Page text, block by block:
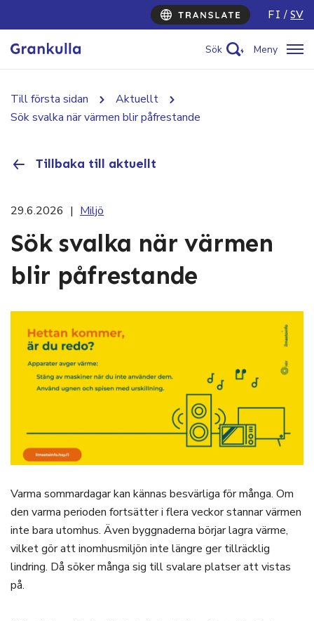
FI SV
Sök Meny
Till första sidan
Aktuellt
Sök svalka när värmen blir påfrestande
Tillbaka till aktuellt
29.6.2026 | Miljö
Sök svalka när värmen
blir påfrestande
Varma sommardagar kan kännas besvärliga för många. Om
den varma perioden fortsätter i flera veckor stannar värmen
inte bara utomhus. Även byggnaderna börjar lagra värme,
vilket gör att inomhusmiljön inte längre ger tillräcklig
lindring. Då söker många sig till svalare platser att vistas
på.